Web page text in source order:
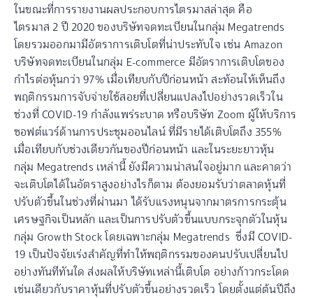
ในขณะที่การรายงานผลประกอบการไตรมาสล่าสุด คือ
ไตรมาส 2 ปี 2020 ของบริษัทจดทะเบียนในกลุ่ม Megatrends
โดยรวมออกมามีอัตราการเติบโตที่น่าประทับใจ เช่น Amazon
บริษัทจดทะเบียนในกลุ่ม E-commerce มีอัตราการเติบโตของ
กำไรต่อหุ้นกว่า 97% เมื่อเทียบกับปีก่อนหน้า สะท้อนให้เห็นถึง
พฤติกรรมการจับจ่ายใช้สอยที่เปลี่ยนแปลงไปอย่างรวดเร็วใน
ช่วงที่ COVID-19 กำลังแพร่ระบาด หรือบริษัท Zoom ผู้ให้บริการ
ซอฟต์แวร์ด้านการประชุมออนไลน์ ที่มีรายได้เติบโตถึง 355%
เมื่อเทียบกับช่วงเดียวกันของปีก่อนหน้า และในระยะยาวหุ้น
กลุ่ม Megatrends เหล่านี้ ยังมีความน่าสนใจอยู่มาก และคาดว่า
จะเติบโตได้ในอัตราสูงอย่างไรก็ตาม ต้องยอมรับว่าตลาดหุ้นที่
ปรับตัวขึ้นในช่วงที่ผ่านมา ได้รับแรงหนุนจากมาตรการกระตุ้น
เศรษฐกิจเป็นหลัก และเป็นการปรับตัวขึ้นแบบกระจุกตัวในหุ้น
กลุ่ม Growth Stock โดยเฉพาะกลุ่ม Megatrends ซึ่งมี COVID-
19 เป็นปัจจัยเร่งสำคัญที่ทำให้พฤติกรรมของคนปรับเปลี่ยนไป
อย่างทันทีทันใด ส่งผลให้บริษัทเหล่านี้เติบโต อย่างก้าวกระโดด
เช่นเดียวกับราคาหุ้นที่ปรับตัวขึ้นอย่างรวดเร็ว โดยตั้งแต่ต้นปีถึง